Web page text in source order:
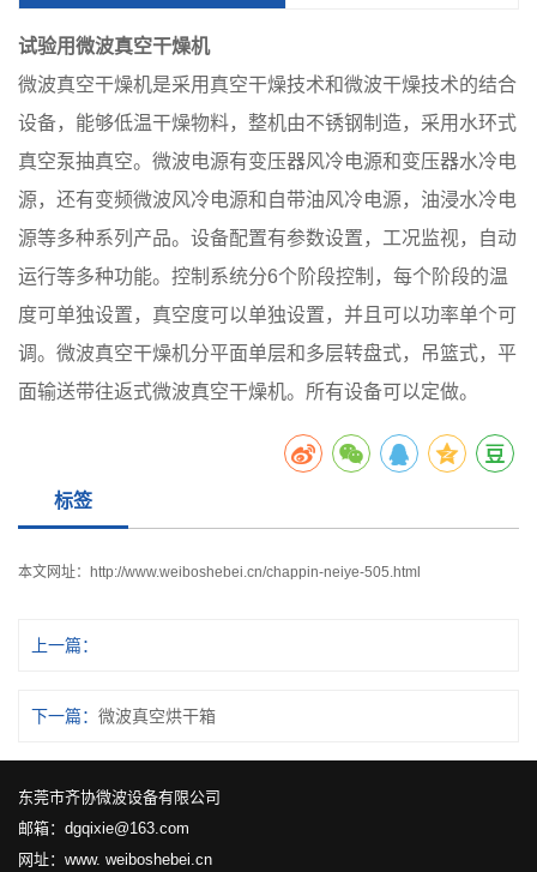
试验用微波真空干燥机
微波真空干燥机是采用真空干燥技术和微波干燥技术的结合
设备，能够低温干燥物料，整机由不锈钢制造，采用水环式
真空泵抽真空。微波电源有变压器风冷电源和变压器水冷电
源，还有变频微波风冷电源和自带油风冷电源，油浸水冷电
源等多种系列产品。设备配置有参数设置，工况监视，自动
运行等多种功能。控制系统分6个阶段控制，每个阶段的温
度可单独设置，真空度可以单独设置，并且可以功率单个可
调。微波真空干燥机分平面单层和多层转盘式，吊篮式，平
面输送带往返式微波真空干燥机。所有设备可以定做。
标签
本文网址： http://www.weiboshebei.cn/chappin-neiye-505.html
上一篇：
下一篇： 微波真空烘干箱
东莞市齐协微波设备有限公司
邮箱：dgqixie@163.com
网址：www. weiboshebei.cn